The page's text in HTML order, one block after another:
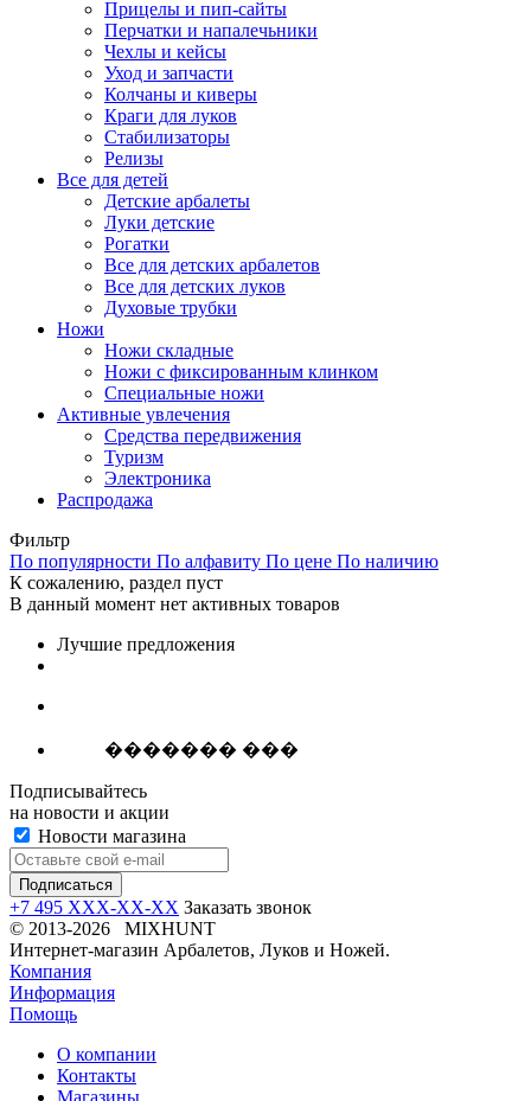
Прицелы и пип-сайты
Перчатки и напалечьники
Чехлы и кейсы
Уход и запчасти
Колчаны и киверы
Краги для луков
Стабилизаторы
Релизы
Все для детей
Детские арбалеты
Луки детские
Рогатки
Все для детских арбалетов
Все для детских луков
Духовые трубки
Ножи
Ножи складные
Ножи с фиксированным клинком
Специальные ножи
Активные увлечения
Средства передвижения
Туризм
Электроника
Распродажа
Фильтр
По популярности По алфавиту По цене По наличию
К сожалению, раздел пуст
В данный момент нет активных товаров
Лучшие предложения
������� ���
Подписывайтесь
на новости и акции
Новости магазина
+7 495 XXX-XX-XX Заказать звонок
© 2013-2026 MIXHUNT
Интернет-магазин Арбалетов, Луков и Ножей.
Компания
Информация
Помощь
О компании
Контакты
Магазины